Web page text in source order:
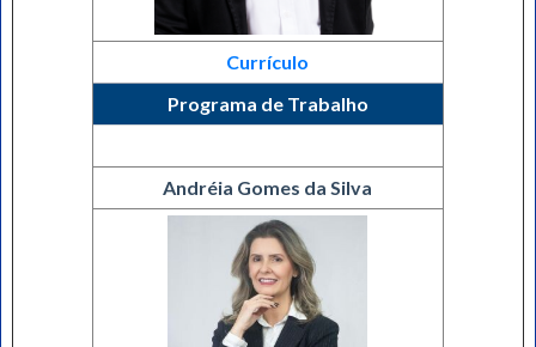
Currículo
Programa de Trabalho
Andréia Gomes da Silva